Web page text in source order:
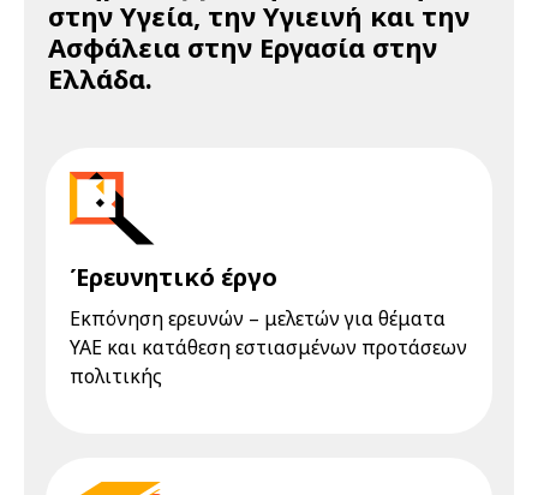
στην Υγεία, την Υγιεινή και την
Ασφάλεια στην Εργασία στην
Ελλάδα.
Έρευνητικό έργο
Εκπόνηση ερευνών – μελετών για θέματα
ΥΑΕ και κατάθεση εστιασμένων προτάσεων
πολιτικής